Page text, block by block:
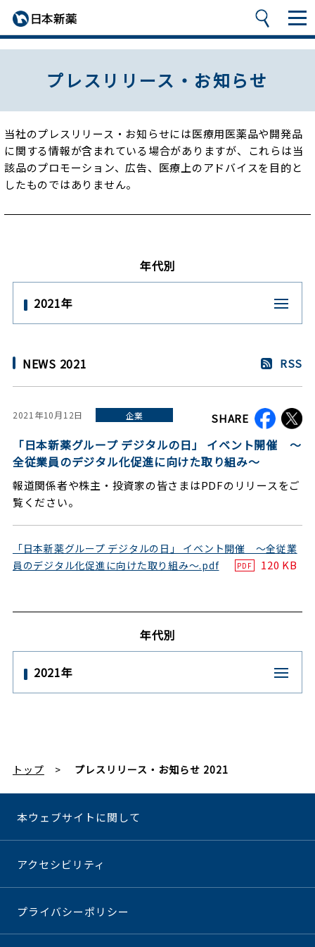
プレスリリース・お知らせ
当社のプレスリリース・お知らせには医療用医薬品や開発品
に関する情報が含まれている場合がありますが、
これらは当
該品のプロモーション、広告、医療上のアドバイスを目的と
したものではありません。
年代別
2021年
NEWS 2021 RSS
2021年10月12日 企業 SHARE
「日本新薬グループ デジタルの日」 イベント開催 ～
全従業員のデジタル化促進に向けた取り組み～
報道関係者や株主・投資家の皆さまはPDFのリリースをご
覧ください。
「日本新薬グループ デジタルの日」 イベント開催 ～全従業
員のデジタル化促進に向けた取り組み～.pdf
PDF 120 KB
年代別
2021年
トップ プレスリリース・お知らせ 2021
本ウェブサイトに関して
アクセシビリティ
プライバシーポリシー